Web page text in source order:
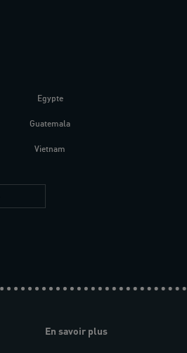
Egypte
Guatemala
Vietnam
En savoir plus